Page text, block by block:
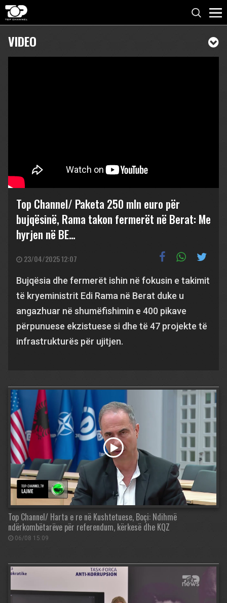
VIDEO
Top Channel/ Paketa 250 mln euro për
bujqësinë, Rama takon fermerët në Berat: Me
hyrjen në BE…
23/04/2025 12:07
Bujqësia dhe fermerët ishin në fokusin e takimit
të kryeministrit Edi Rama në Berat duke u
angazhuar në shumëfishimin e 400 pikave
përpunuese ekzistuese si dhe të 47 projekte të
infrastrukturës për ujitjen.
Top Channel/ Harta e re në Kushtetuese, Boçi: Ndihmë
ndërkombëtarëve për referendum, kërkesë dhe KQZ
06/08 15:09